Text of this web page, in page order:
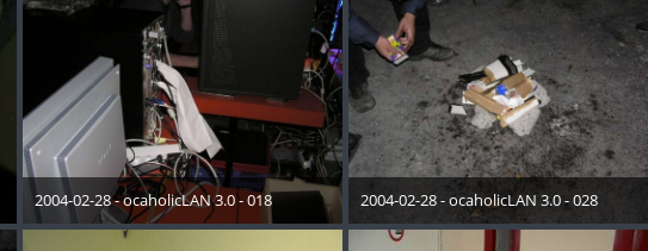
2004-02-28 - ocaholicLAN 3.0 - 018
19. Mai 2015
2004-02-28 - ocaholicLAN 3.0 - 028
19. Mai 2015